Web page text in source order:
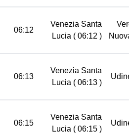
06:12
Venezia Santa
Lucia ( 06:12 )
06:13
Venezia Santa
Lucia ( 06:13 )
06:15
Venezia Santa
Lucia ( 06:15 )